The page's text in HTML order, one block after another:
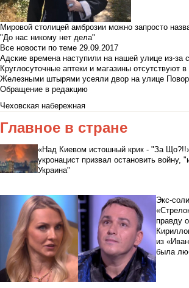
Мировой столицей амброзии можно запросто
"До нас никому нет дела"
Все новости по теме 29.09.2017
Адские времена наступили на нашей улице из-за
Круглосуточные аптеки и магазины
Железными штырями усеяли двор на улице
Обращение в редакцию
Чеховская набережная
Главное в стране
«Над Киевом истошный крик - "За
укронацист призвал остановить войну,
Украина"
Экс-
правду
из
была